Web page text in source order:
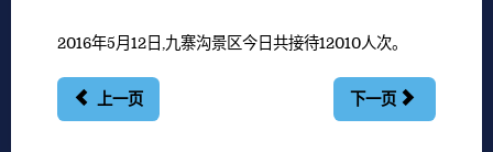
2016年5月12日,九寨沟景区今日共接待12010人次。
上一页 下一页